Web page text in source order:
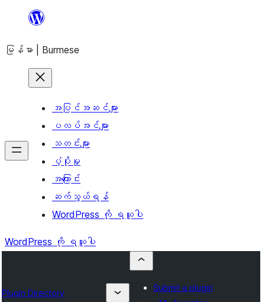
အကြောင်းအရာ
ကျော်သွား
မြန်မာ | Burmese
အပြင်အဆင်များ
ပလပ်အင်များ
သတင်းများ
ပံ့ပိုးမှု
အကြောင်း
ဆက်သွယ်ရန်
WordPress ကို ရယူပါ
WordPress ကို ရယူပါ
Plugin Directory
Submit a plugin